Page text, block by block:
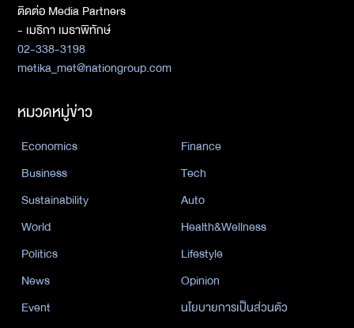
ติดต่อ Media Partners
- เมธิกา เมธาพิทักษ์
02-338-3198
metika_met@nationgroup.com
หมวดหมู่ข่าว
Economics
Finance
Business
Tech
Sustainability
Auto
World
Health&Wellness
Politics
Lifestyle
News
Opinion
Event
นโยบายการเป็นส่วนตัว